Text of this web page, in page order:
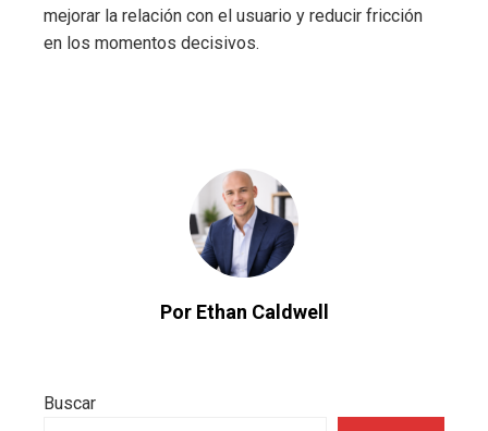
mejorar la relación con el usuario y reducir fricción
en los momentos decisivos.
Por Ethan Caldwell
Buscar